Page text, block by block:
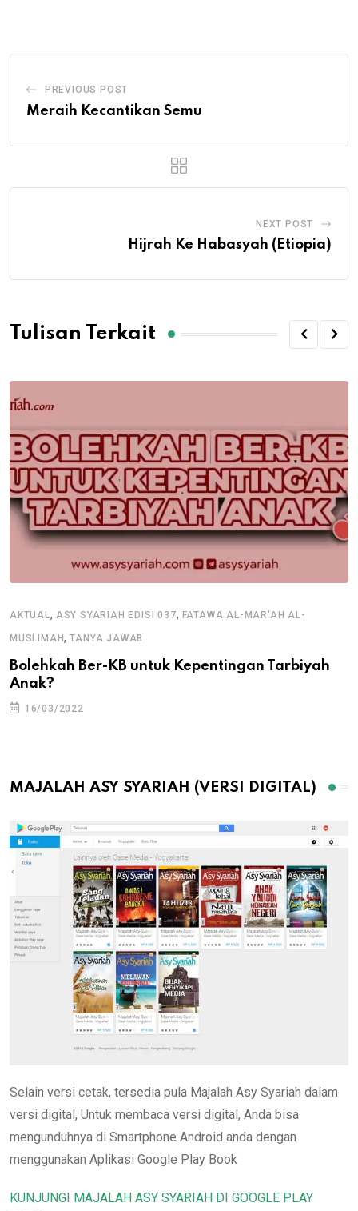
PREVIOUS POST
Meraih Kecantikan Semu
NEXT POST
Hijrah Ke Habasyah (Etiopia)
Tulisan Terkait
AKTUAL , ASY SYARIAH EDISI 037, FATAWA AL-MAR'AH AL-
MUSLIMAH,TANYA JAWAB
Bolehkah Ber-KB untuk Kepentingan Tarbiyah
Anak?
16/03/2022
MAJALAH ASY SYARIAH (VERSI DIGITAL)
Selain versi cetak, tersedia pula Majalah Asy Syariah dalam
versi digital, Untuk membaca versi digital, Anda bisa
mengunduhnya di Smartphone Android anda dengan
menggunakan Aplikasi Google Play Book
KUNJUNGI MAJALAH ASY SYARIAH DI GOOGLE PLAY